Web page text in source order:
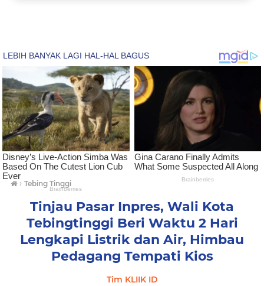
› Tebing Tinggi
Tinjau Pasar Inpres, Wali Kota
Tebingtinggi Beri Waktu 2 Hari
Lengkapi Listrik dan Air, Himbau
Pedagang Tempati Kios
Tim KLIIK ID